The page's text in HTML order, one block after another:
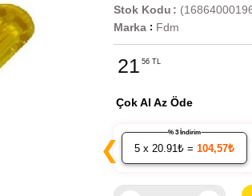
Stok Kodu
Marka : Fdm
21 56 TL
Çok Al Az Öde
❮ 5 x 20.91₺ = 104,57₺
% 3 İndirim